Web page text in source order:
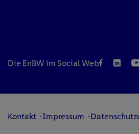
Die EnBW im Social Web
Kontakt Impressum